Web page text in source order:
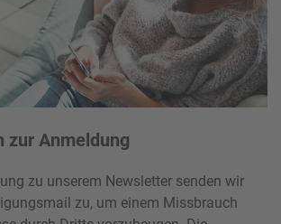
zur Anmeldung
zu unserem Newsletter senden wir
zu, um einem Missbrauch